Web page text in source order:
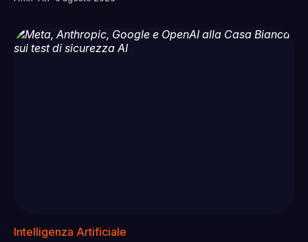
Intelligenza Artificiale